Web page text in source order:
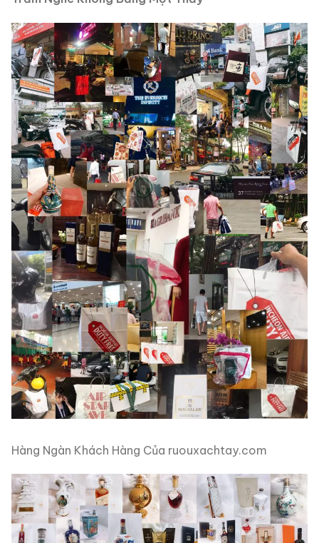
Hàng Ngàn Khách Hàng Của ruouxachtay.com